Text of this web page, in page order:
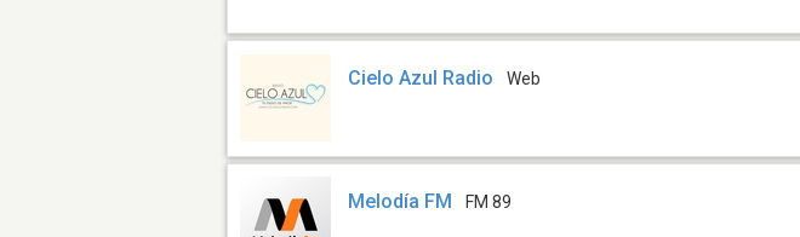
Cielo Azul Radio Web
Melodía FM FM 89